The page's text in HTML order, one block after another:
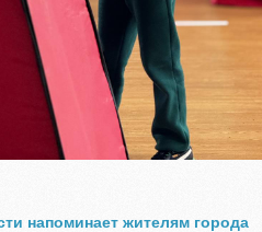
напоминает жителям города